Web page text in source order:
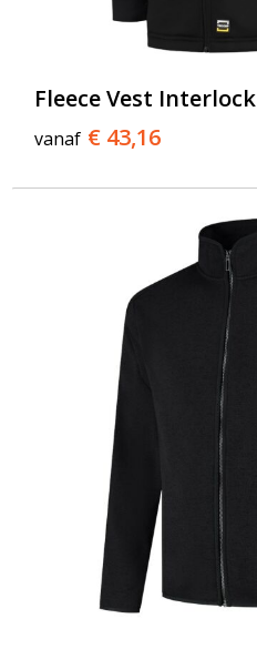
Fleece Vest Interlock
vanaf € 43,16